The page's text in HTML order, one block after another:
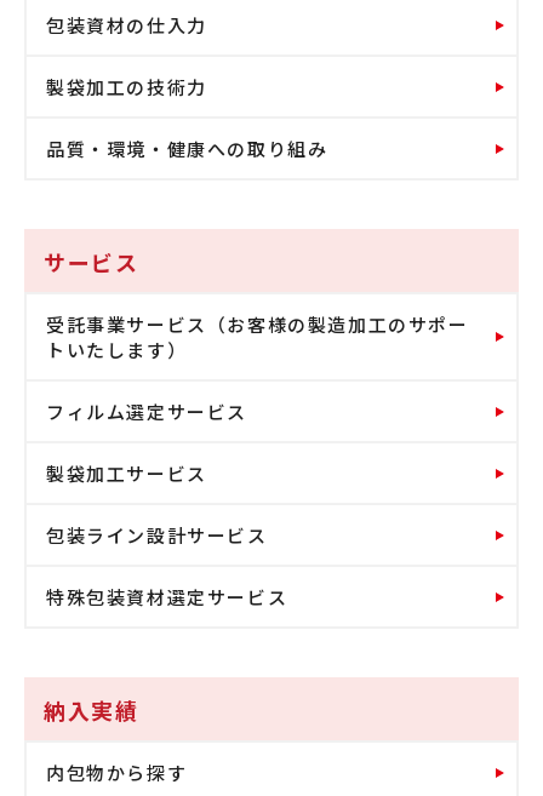
包装資材の仕入力
製袋加工の技術力
品質・環境・健康への取り組み
サービス
受託事業サービス（お客様の製造加工のサポー
トいたします）
フィルム選定サービス
製袋加工サービス
包装ライン設計サービス
特殊包装資材選定サービス
納入実績
内包物から探す